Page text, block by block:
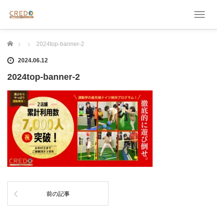
T
ホーム 2024top-banner-2
2024.06.12
2024top-banner-2
前の記事